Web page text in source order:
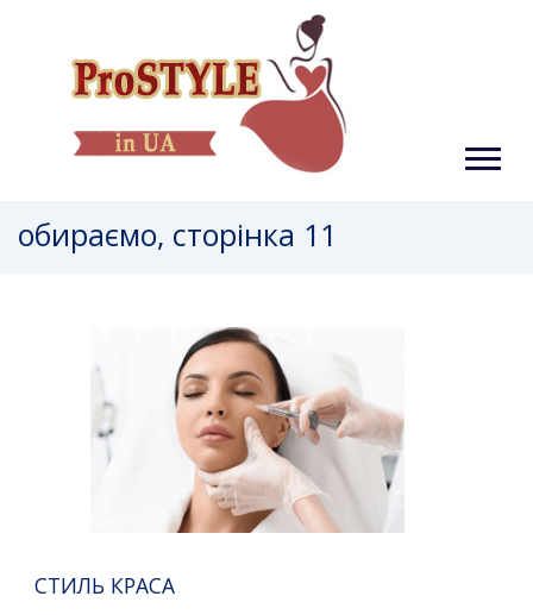
обираємо, сторінка 11
СТИЛЬ КРАСА